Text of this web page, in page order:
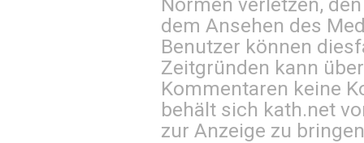
dem Ansehen des
Benutzer können
Zeitgründen kann
Kommentaren keine
behält sich kath.net
zur Anzeige zu